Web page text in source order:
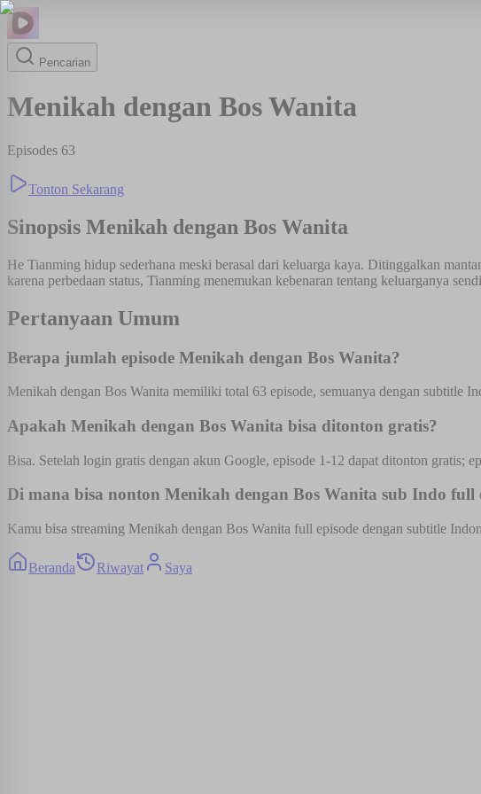
Pencarian
Menikah dengan Bos Wanita
Episodes 63
Tonton Sekarang
Sinopsis Menikah dengan Bos Wanita
He Tianming hidup sederhana meski berasal dari keluarga kaya. Ditinggalkan
karena perbedaan status, Tianming menemukan kebenaran tentang keluarganya
Pertanyaan Umum
Berapa jumlah episode Menikah dengan Bos Wanita?
Menikah dengan Bos Wanita memiliki total 63 episode, semuanya dengan subtitle
Apakah Menikah dengan Bos Wanita bisa ditonton gratis?
Bisa. Setelah login gratis dengan akun Google, episode 1-12 dapat ditonton gratis;
Di mana bisa nonton Menikah dengan Bos Wanita sub Indo full
Kamu bisa streaming Menikah dengan Bos Wanita full episode dengan subtitle
Beranda Riwayat Saya